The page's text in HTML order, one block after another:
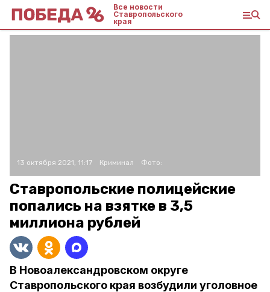
Все новости
Ставропольского
края
13 октября 2021, 11:17 Криминал Фото:
Ставропольские полицейские
попались на взятке в 3,5
миллиона рублей
В Новоалександровском округе
Ставропольского края возбудили уголовное